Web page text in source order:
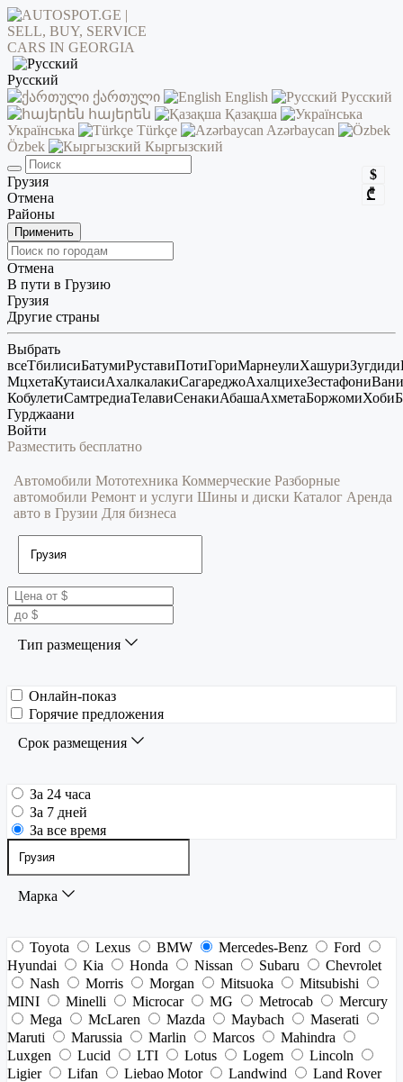
Русский
ქართული
English
Русский
հայերեն
Қазақша
Українська
Türkçe
Azərbaycan
Özbek
Кыргызский
$
₾
Грузия
Отмена
Районы
Применить
Отмена
В пути в Грузию
Грузия
Другие страны
Выбрать
всеТбилисиБатумиРуставиПотиГориМарнеулиХашуриЗугдиди
МцхетаКутаисиАхалкалакиСагареджоАхалцихеЗестафониВани
КобулетиСамтредиаТелавиСенакиАбашаАхметаБоржомиХоби
Гурджаани
Войти
Разместить бесплатно
Автомобили Мототехника Коммерческие Разборные
автомобили Ремонт и услуги Шины и диски Каталог Аренда
авто в Грузии Для бизнеса
Тип размещения
Онлайн-показ
Горячие предложения
Срок размещения
За 24 часа
За 7 дней
За все время
Марка
Toyota Lexus BMW Mercedes-Benz
Ford
Hyundai
Kia Honda Nissan Subaru
Chevrolet
Nash
Morris Morgan Mitsuoka
Mitsubishi
MINI
Minelli Microcar MG Metrocab
Mercury
Mega
McLaren Mazda Maybach
Maserati
Maruti
Marussia Marlin Marcos
Mahindra
Luxgen
Lucid LTI Lotus Logem
Lincoln
Ligier
Lifan Liebao Motor Landwind
Land Rover